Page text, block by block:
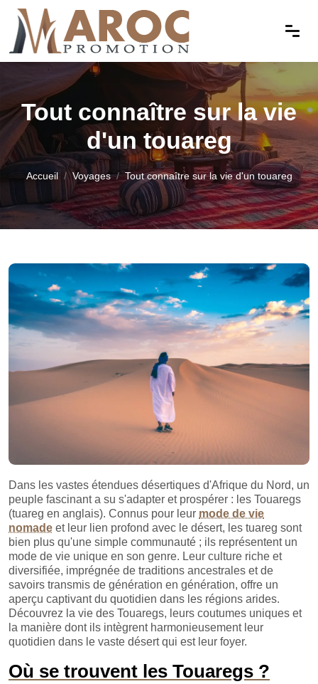
Tout connaître sur la vie
d'un touareg
Accueil Voyages Tout connaître sur la vie d'un touareg
Dans les vastes étendues désertiques d'Afrique du Nord, un
peuple fascinant a su s'adapter et prospérer : les Touaregs
(tuareg en anglais). Connus pour leur mode de vie
nomade et leur lien profond avec le désert, les tuareg sont
bien plus qu'une simple communauté ; ils représentent un
mode de vie unique en son genre. Leur culture riche et
diversifiée, imprégnée de traditions ancestrales et de
savoirs transmis de génération en génération, offre un
aperçu captivant du quotidien dans les régions arides.
Découvrez la vie des Touaregs, leurs coutumes uniques et
la manière dont ils intègrent harmonieusement leur
quotidien dans le vaste désert qui est leur foyer.
Où se trouvent les Touaregs ?